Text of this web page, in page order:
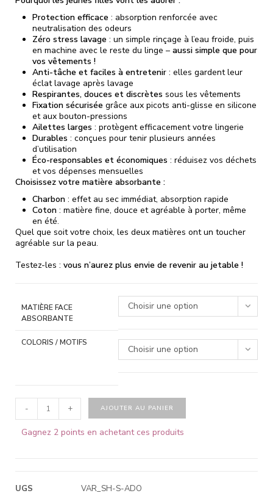
Protection efficace : absorption renforcée avec
neutralisation des odeurs
Zéro stress lavage : un simple rinçage à l’eau froide, puis
en machine avec le reste du linge – aussi simple que pour
vos vêtements !
Anti-tâche et faciles à entretenir : elles gardent leur
éclat lavage après lavage
Respirantes, douces et discrètes sous les vêtements
Fixation sécurisée grâce aux picots anti-glisse en silicone
et aux bouton-pressions
Ailettes larges : protègent efficacement votre lingerie
Durables : conçues pour tenir plusieurs années
d’utilisation
Éco-responsables et économiques : réduisez vos déchets
et vos dépenses mensuelles
Choisissez votre matière absorbante :
Charbon : effet au sec immédiat, absorption rapide
Coton : matière fine, douce et agréable à porter, même
en été.
Quel que soit votre choix, les deux matières ont un toucher
agréable sur la peau.
Testez-les : vous n’aurez plus envie de revenir au jetable !
MATIÈRE FACE
ABSORBANTE
Choisir une option
COLORIS / MOTIFS
Choisir une option
- + AJOUTER AU PANIER
Gagnez 2 points en achetant ces produits
UGS
VAR_SH-S-ADO